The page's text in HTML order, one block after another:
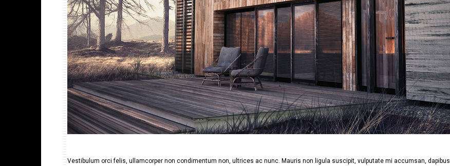
Vestibulum orci felis, ullamcorper non condimentum non, ultrices ac nunc. Mauris non ligula suscipit, vulputate mi accumsan, dapibus